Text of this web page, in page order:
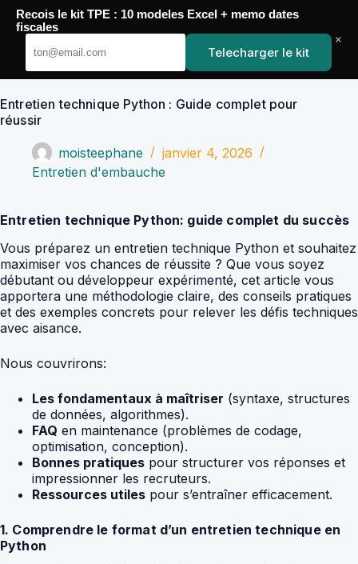
Passer
contenu
YoupiJobs
Entretien technique Python : Guide complet pour
réussir
moisteephane
janvier 4, 2026
Entretien d'embauche
Entretien technique Python: guide complet du succès
Vous préparez un entretien technique Python et souhaitez
maximiser vos chances de réussite ? Que vous soyez
débutant ou développeur expérimenté, cet article vous
apportera une méthodologie claire, des conseils pratiques
et des exemples concrets pour relever les défis techniques
avec aisance.
Nous couvrirons:
Les fondamentaux à maîtriser (syntaxe, structures
de données, algorithmes).
FAQ en maintenance (problèmes de codage,
optimisation, conception).
Bonnes pratiques pour structurer vos réponses et
impressionner les recruteurs.
Ressources utiles pour s’entraîner efficacement.
1. Comprendre le format d’un entretien technique en
Python
Recois le kit TPE : 10 modeles Excel + memo dates
fiscales
Telecharger le kit
×